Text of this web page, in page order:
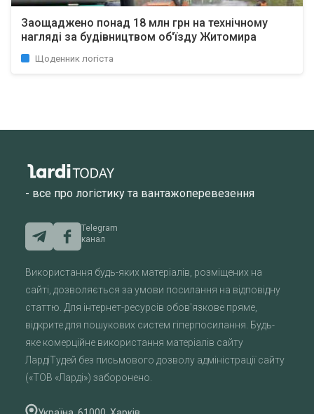
Заощаджено понад 18 млн грн на технічному
нагляді за будівництвом об'їзду Житомира
Щоденник логіста
- все про логістику та вантажоперевезення
Telegram
канал
Використання будь-яких матеріалів, розміщених на
сайті, дозволяється за умови посилання на відповідну
статтю. Для інтернет-ресурсів обов'язкове пряме,
відкрите для пошукових систем гіперпосилання. Будь-
яке комерційне використання матеріалів сайту
ЛардіТудей без письмового дозволу адміністрації сайту
(«ТОВ «Ларді») заборонено.